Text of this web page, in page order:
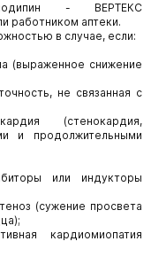
- ВЕРТЕКС
работником аптеки.
в случае, если:
(выраженное снижение
не связанная с
(стенокардия,
и продолжительными
или индукторы
(сужение просвета
кардиомиопатия